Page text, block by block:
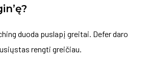
duoda puslapį greitai. Defer daro
rengti greičiau.